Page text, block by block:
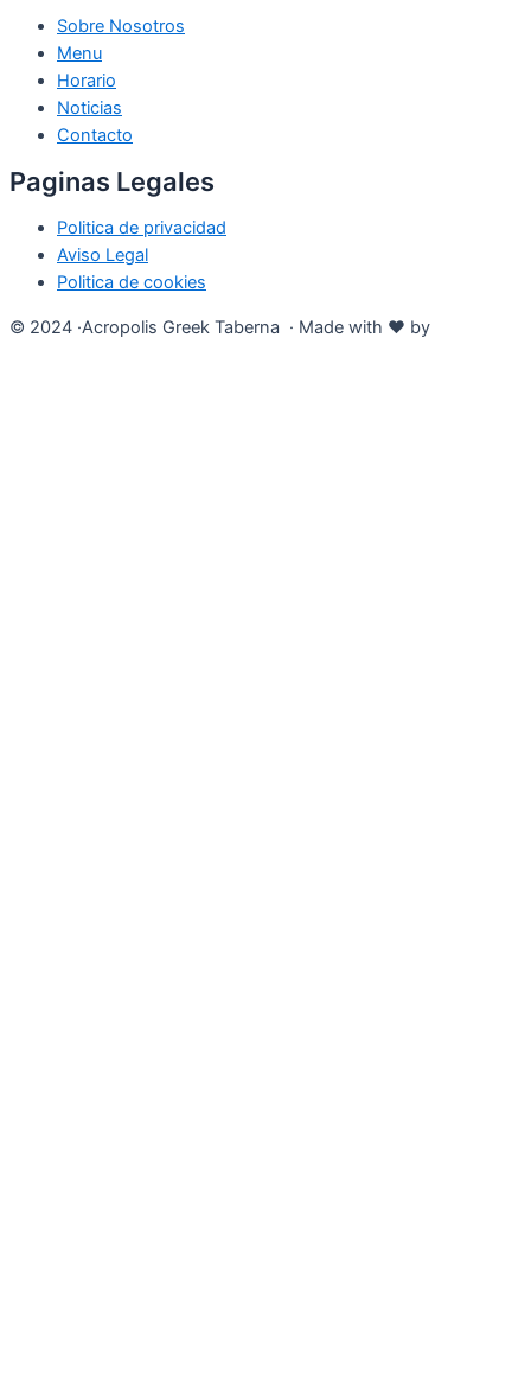
Sobre Nosotros
Menu
Horario
Noticias
Contacto
Paginas Legales
Politica de privacidad
Aviso Legal
Politica de cookies
© 2024 ·Acropolis Greek Taberna · Made with ❤️ by